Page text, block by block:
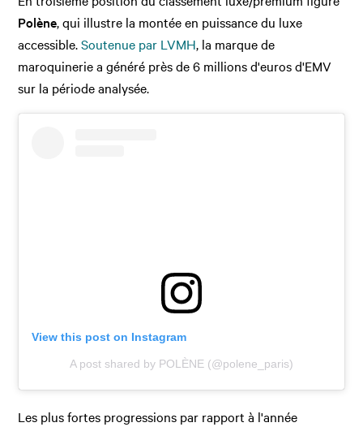
Polène, qui illustre la montée en puissance du luxe
accessible.Soutenue par LVMH, la marque de
maroquinerie a généré près de 6 millions d'euros d'EMV
sur la période analysée.
View this post on Instagram
A post shared by POLÈNE (@polene_paris)
Les plus fortes progressions par rapport à l'année